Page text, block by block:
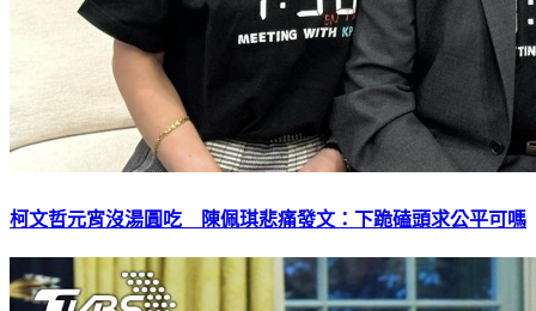
柯文哲元宵沒湯圓吃 陳佩琪悲痛發文：下跪磕頭求公平可嗎